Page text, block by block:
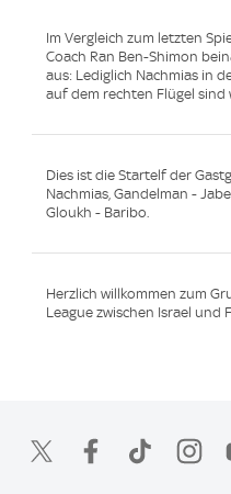
Im Vergleich zum letzten
Coach Ran Ben-Shimon
aus: Lediglich Nachmias in
auf dem rechten Flügel sind
Dies ist die Startelf der
Nachmias, Gandelman -
Gloukh - Baribo.
Herzlich willkommen zum
League zwischen Israel und